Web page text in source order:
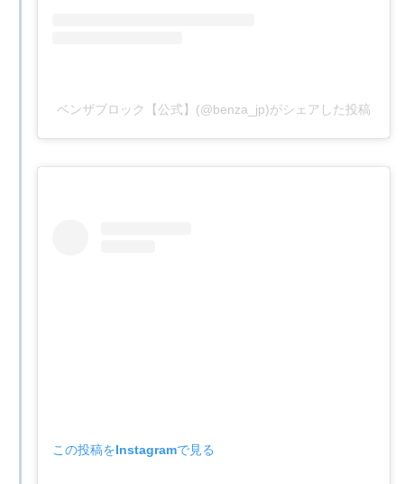
ベンザブロック【公式】(@benza_jp)がシェアした投稿
この投稿をInstagramで見る